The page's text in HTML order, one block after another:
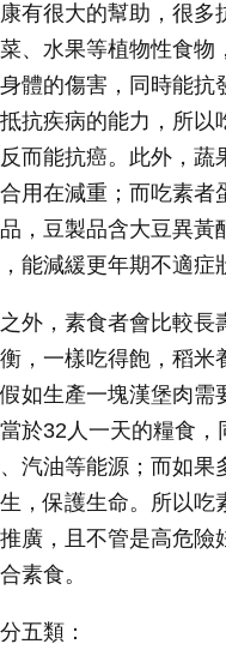
有很大的幫助，很多
、水果等植物性食物
體的傷害，同時能抗
抗疾病的能力，所以
而能抗癌。此外，蔬
用在減重；而吃素者
，豆製品含大豆異黃
能減緩更年期不適症
外，素食者會比較長
，一樣吃得飽，稻米
如生產一塊漢堡肉需
於32人一天的糧食，
汽油等能源；而如果
，保護生命。所以吃
廣，且不管是高危險
素食。
五類：